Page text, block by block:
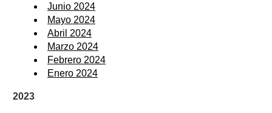
Junio 2024
Mayo 2024
Abril 2024
Marzo 2024
Febrero 2024
Enero 2024
2023